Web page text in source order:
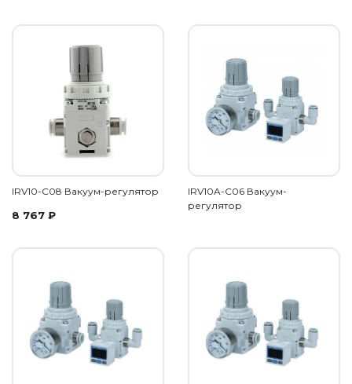
IRV10-C08 Вакуум-регулятор
8 767 ₽
IRV10A-C06 Вакуум-
регулятор